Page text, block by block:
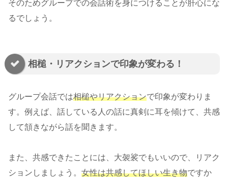
そのためグループでの会話術を身につけることが肝心にな
るでしょう。
相槌・リアクションで印象が変わる！
グループ会話では相槌やリアクションで印象が変わりま
す。例えば、話している人の話に真剣に耳を傾けて、共感
して頷きながら話を聞きます。
また、共感できたことには、大袈裟でもいいので、リアク
ションしましょう。 女性は共感してほしい生き物ですか